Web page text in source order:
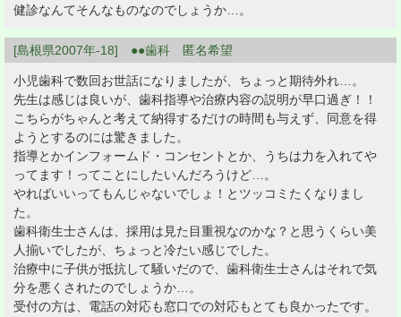
健診なんてそんなものなのでしょうか…。
[島根県2007年-18] ●●歯科 匿名希望
小児歯科で数回お世話になりましたが、ちょっと期待外れ…。
先生は感じは良いが、歯科指導や治療内容の説明が早口過ぎ！！
こちらがちゃんと考えて納得するだけの時間も与えず、同意を得
ようとするのには驚きました。
指導とかインフォームド・コンセントとか、うちは力を入れてや
ってます！ってことにしたいんだろうけど…。
やればいいってもんじゃないでしょ！とツッコミたくなりまし
た。
歯科衛生士さんは、採用は見た目重視なのかな？と思うくらい美
人揃いでしたが、ちょっと冷たい感じでした。
治療中に子供が抵抗して騒いだので、歯科衛生士さんはそれで気
分を悪くされたのでしょうか…。
受付の方は、電話の対応も窓口での対応もとても良かったです。